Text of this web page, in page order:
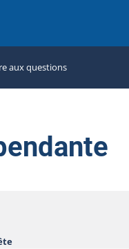
aux questions